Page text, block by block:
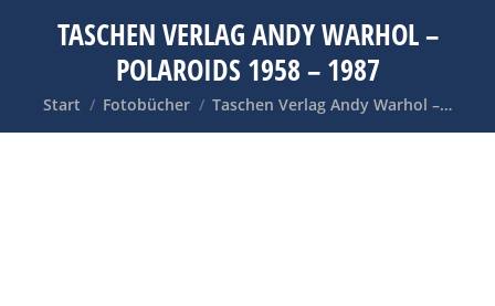
TASCHEN VERLAG ANDY WARHOL –
POLAROIDS 1958 – 1987
Sie befinden sich hier:
Start Fotobücher Taschen Verlag Andy Warhol –…